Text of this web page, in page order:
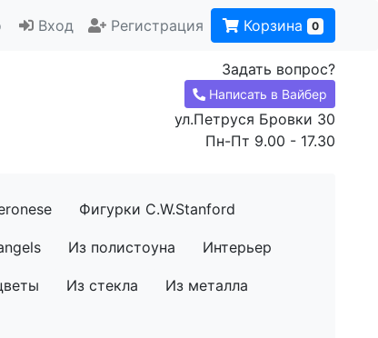
Вход Регистрация Корзина 0
Задать вопрос?
Написать в Вайбер
ул.Петруся Бровки 30
Пн-Пт 9.00 - 17.30
Фигурки C.W.Stanford
Из полистоуна Интерьер
Из стекла Из металла